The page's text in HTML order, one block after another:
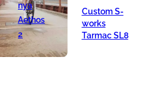
nya
Aethos
2
Custom S-
works
Tarmac SL8